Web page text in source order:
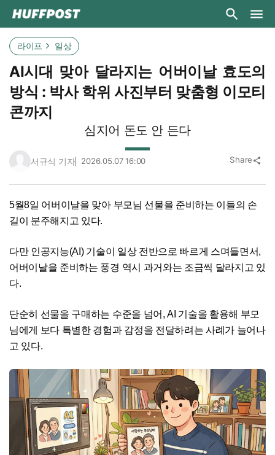
라이프 일상
AI시대 맞아 달라지는 어버이날 효도의
방식 : 박사 학위 사진부터 맞춤형 이모티
콘까지
심지어 돈도 안 든다
서규식 기자 2026.05.07 16:00 Share share
5월8일 어버이날을 맞아 부모님 선물을 준비하는 이들의 손
길이 분주해지고 있다.
다만 인공지능(AI) 기술이 일상 전반으로 빠르게 스며들면서,
어버이날을 준비하는 풍경 역시 과거와는 조금씩 달라지고 있
다.
단순히 선물을 구매하는 수준을 넘어, AI 기술을 활용해 부모
님에게 보다 특별한 경험과 감정을 전달하려는 사례가 늘어나
고 있다.